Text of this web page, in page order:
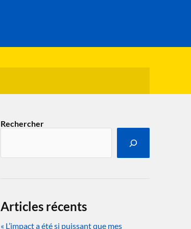
Rechercher
Articles récents
« L’impact a été si puissant que mes